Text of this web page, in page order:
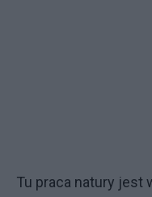
Tu praca natury jest